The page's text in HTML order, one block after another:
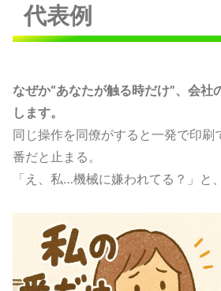
代表例
なぜか“あなたが触る時だけ”、会社
します。
同じ操作を同僚がすると一発で印刷
番だと止まる。
「え、私…機械に嫌われてる？」と